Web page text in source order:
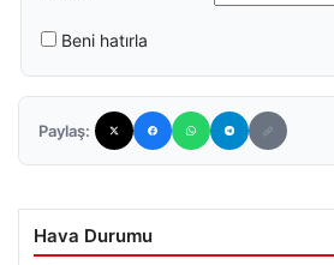
Beni hatırla
Paylaş:
Hava Durumu